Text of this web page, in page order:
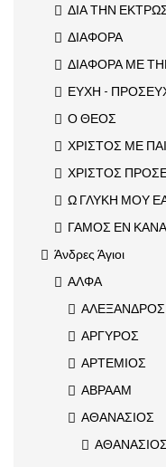
ΔΙΑ ΤΗΝ
ΔΙΑΦΟΡΑ
ΔΙΑΦΟΡΑ ΜΕ
ΕΥΧΗ -
Ο ΘΕΟΣ
ΧΡΙΣΤΟΣ ΜΕ
ΧΡΙΣΤΟΣ
Ω ΓΛΥΚΗ ΜΟΥ
ΓΑΜΟΣ ΕΝ ΚΑΝΑ
Άνδρες Άγιοι
ΑΛΦΑ
ΑΛΕΞΑΝΔΡΟΣ
ΑΡΓΥΡΟΣ
ΑΡΤΕΜΙΟΣ
ΑΒΡΑΑΜ
ΑΘΑΝΑΣΙΟΣ